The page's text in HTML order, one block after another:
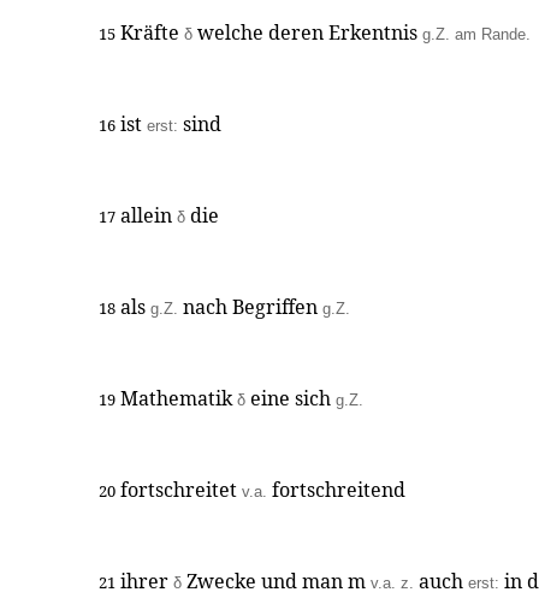
15 Kräfte δ welche deren Erkentnis g.Z. am Rande.
16 ist erst: sind
17 allein δ die
18 als g.Z. nach Begriffen g.Z.
19 Mathematik δ eine sich g.Z.
20 fortschreitet v.a. fortschreitend
21 ihrer δ Zwecke und man m v.a. z. auch erst: in